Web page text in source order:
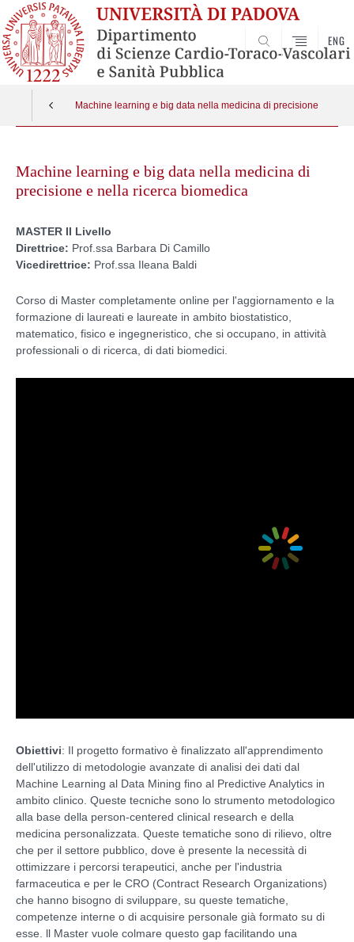
SEARCH
ENG
Machine learning e big data nella medicina di precisione e nella
contentMachine learning e big data nella medicina di
precisione e nella ricerca biomedica
MASTER II Livello
Direttrice: Prof.ssa Barbara Di Camillo
Vicedirettrice: Prof.ssa Ileana Baldi
Corso di Master completamente online per l'aggiornamento e la
formazione di laureati e laureate in ambito biostatistico,
matematico, fisico e ingegneristico, che si occupano, in attività
professionali o di ricerca, di dati biomedici.
Obiettivi: Il progetto formativo è finalizzato all'apprendimento
dell'utilizzo di metodologie avanzate di analisi dei dati dal
Machine Learning al Data Mining fino al Predictive Analytics in
ambito clinico. Queste tecniche sono lo strumento metodologico
alla base della person-centered clinical research e della
medicina personalizzata. Queste tematiche sono di rilievo, oltre
che per il settore pubblico, dove è presente la necessità di
ottimizzare i percorsi terapeutici, anche per l'industria
farmaceutica e per le CRO (Contract Research Organizations)
che hanno bisogno di sviluppare, su queste tematiche,
competenze interne o di acquisire personale già formato su di
esse. ll Master vuole colmare questo gap facilitando una